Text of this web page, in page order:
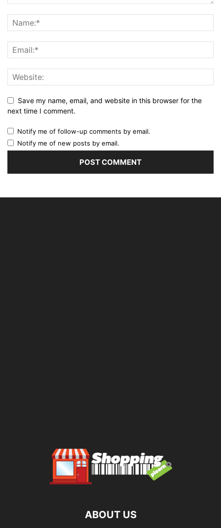
Save my name, email, and website in this browser for the
next time I comment.
Notify me of follow-up comments by email.
Notify me of new posts by email.
ABOUT US